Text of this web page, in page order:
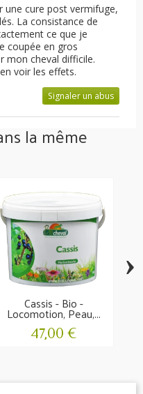
une cure post vermifuge,
La consistance de
ce que je
coupée en gros
mon cheval difficile.
voir les effets.
Signaler un abus
la même
Cassis - Bio -
Locomotion, Peau,...
47,00 €
›